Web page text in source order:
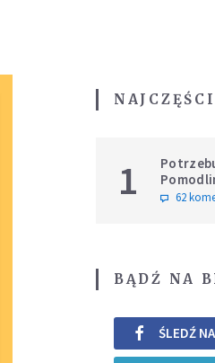
1
intencji
62
BĄDŹ NA
ŚLEDŹ